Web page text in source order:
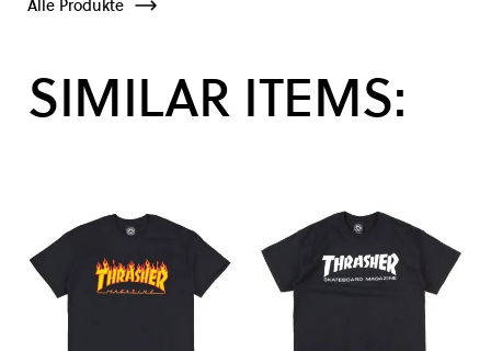
Alle Produkte
SIMILAR ITEMS: